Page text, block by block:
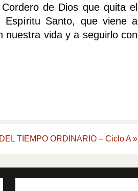
de Dios que quita el
Santo, que viene a
nuestra vida y a seguirlo con
DEL TIEMPO ORDINARIO – Ciclo A»